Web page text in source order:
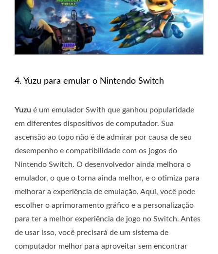
4. Yuzu para emular o Nintendo Switch
Yuzu é um emulador Swith que ganhou popularidade
em diferentes dispositivos de computador. Sua
ascensão ao topo não é de admirar por causa de seu
desempenho e compatibilidade com os jogos do
Nintendo Switch. O desenvolvedor ainda melhora o
emulador, o que o torna ainda melhor, e o otimiza para
melhorar a experiência de emulação. Aqui, você pode
escolher o aprimoramento gráfico e a personalização
para ter a melhor experiência de jogo no Switch. Antes
de usar isso, você precisará de um sistema de
computador melhor para aproveitar sem encontrar